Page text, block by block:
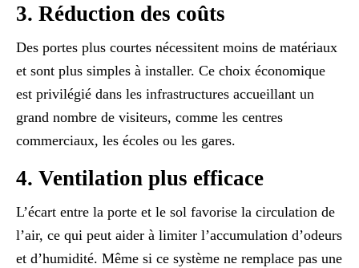
3. Réduction des coûts
Des portes plus courtes nécessitent moins de matériaux
et sont plus simples à installer. Ce choix économique
est privilégié dans les infrastructures accueillant un
grand nombre de visiteurs, comme les centres
commerciaux, les écoles ou les gares.
4. Ventilation plus efficace
L’écart entre la porte et le sol favorise la circulation de
l’air, ce qui peut aider à limiter l’accumulation d’odeurs
et d’humidité. Même si ce système ne remplace pas une